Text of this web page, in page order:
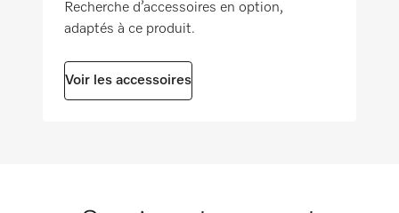
Approprié pour des matériaux sensibles
Convient pour la neutralisation de
l’aluminium non anodisé
Recherche d’accessoires en option,
adaptés à ce produit.
Voir les accessoires